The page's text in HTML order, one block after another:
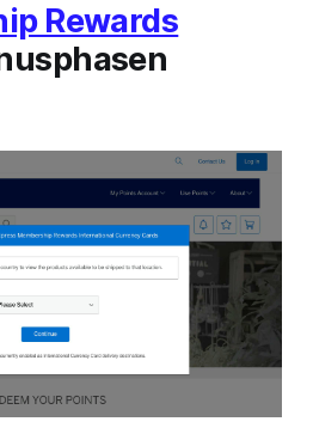
Rewards